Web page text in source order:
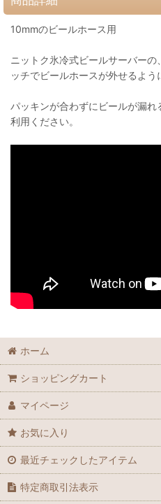
10mmのビールホース用
ニットク氷冷式ビールサーバー
ッチでビールホースが外せるよう
パッキンが合わずにビールが漏
利用ください。
ホーム
ショッピングカート
マイページ
お気に入り
最近チェックしたアイテム
特定商取引法表示